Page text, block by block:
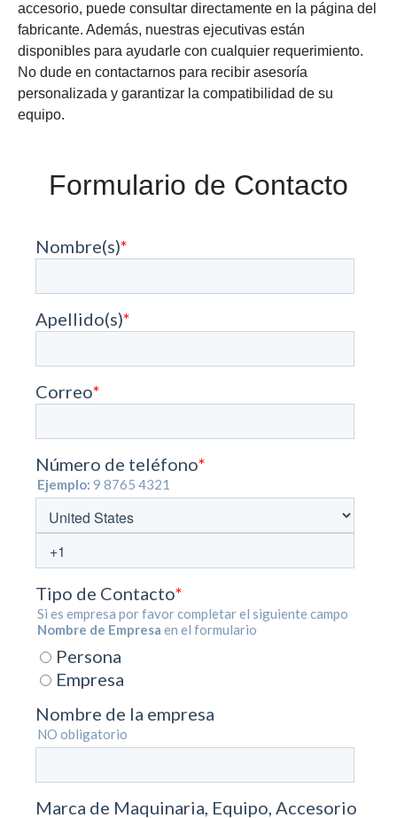
accesorio, puede consultar directamente en la página del
fabricante. Además, nuestras ejecutivas están
disponibles para ayudarle con cualquier requerimiento.
No dude en contactarnos para recibir asesoría
personalizada y garantizar la compatibilidad de su
equipo.
Formulario de Contacto